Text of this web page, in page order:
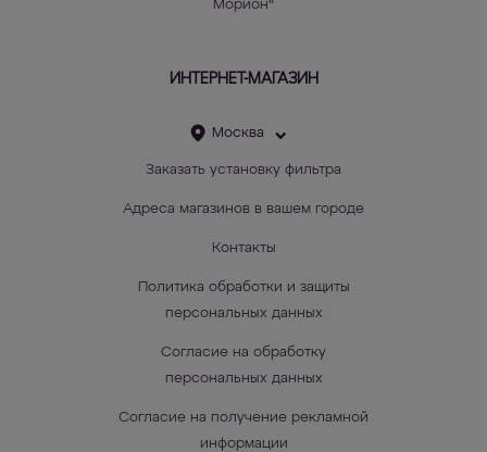
Морион"
ИНТЕРНЕТ-МАГАЗИН
Москва
Заказать установку фильтра
Адреса магазинов в вашем городе
Контакты
Политика обработки и защиты
персональных данных
Согласие на обработку
персональных данных
Согласие на получение рекламной
информации